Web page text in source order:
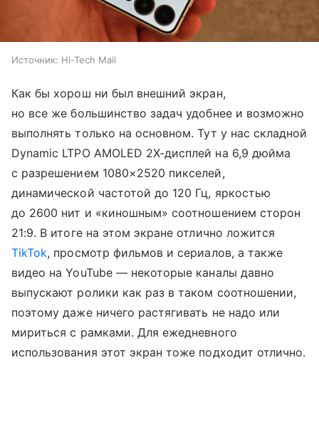
Источник: Hi-Tech Mail
Как бы хорош ни был внешний экран,
но все же большинство задач удобнее и возможно
выполнять только на основном. Тут у нас складной
Dynamic LTPO AMOLED 2X-дисплей на 6,9 дюйма
с разрешением 1080×2520 пикселей,
динамической частотой до 120 Гц, яркостью
до 2600 нит и «киношным» соотношением сторон
21:9. В итоге на этом экране отлично ложится
TikTok, просмотр фильмов и сериалов, а также
видео на YouTube — некоторые каналы давно
выпускают ролики как раз в таком соотношении,
поэтому даже ничего растягивать не надо или
мириться с рамками. Для ежедневного
использования этот экран тоже подходит отлично.